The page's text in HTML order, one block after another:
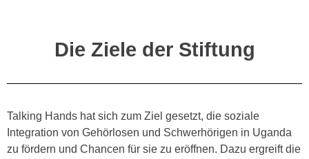
Die Ziele der Stiftung
Talking Hands hat sich zum Ziel gesetzt, die soziale
Integration von Gehörlosen und Schwerhörigen in Uganda
zu fördern und Chancen für sie zu eröffnen. Dazu ergreift die